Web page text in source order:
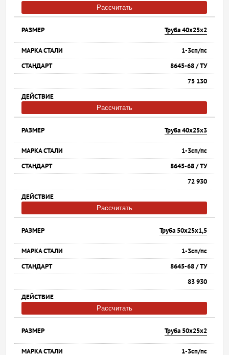
Рассчитать
Труба 40х25х2
1-3сп/пс
8645-68 / ТУ
75 130
Рассчитать
Труба 40х25х3
1-3сп/пс
8645-68 / ТУ
72 930
Рассчитать
Труба 50х25х1,5
1-3сп/пс
8645-68 / ТУ
83 930
Рассчитать
Труба 50х25х2
1-3сп/пс